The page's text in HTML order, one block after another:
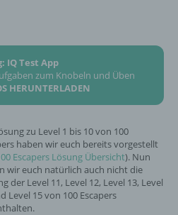
IQ Test App
zum Knobeln und Üben
HERUNTERLADEN
zu Level 1 bis 10 von 100
haben wir euch bereits vorgestellt
Escapers Lösung Übersicht). Nun
wir euch natürlich auch nicht die
der Level 11, Level 12, Level 13, Level
Level 15 von 100 Escapers